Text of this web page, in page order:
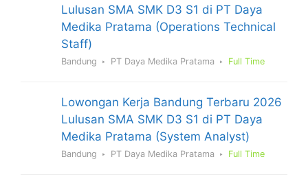
Lulusan SMA SMK D3 S1 di PT Daya
Medika Pratama (Operations Technical
Staff)
Bandung PT Daya Medika Pratama Full Time
Lowongan Kerja Bandung Terbaru 2026
Lulusan SMA SMK D3 S1 di PT Daya
Medika Pratama (System Analyst)
Bandung PT Daya Medika Pratama Full Time